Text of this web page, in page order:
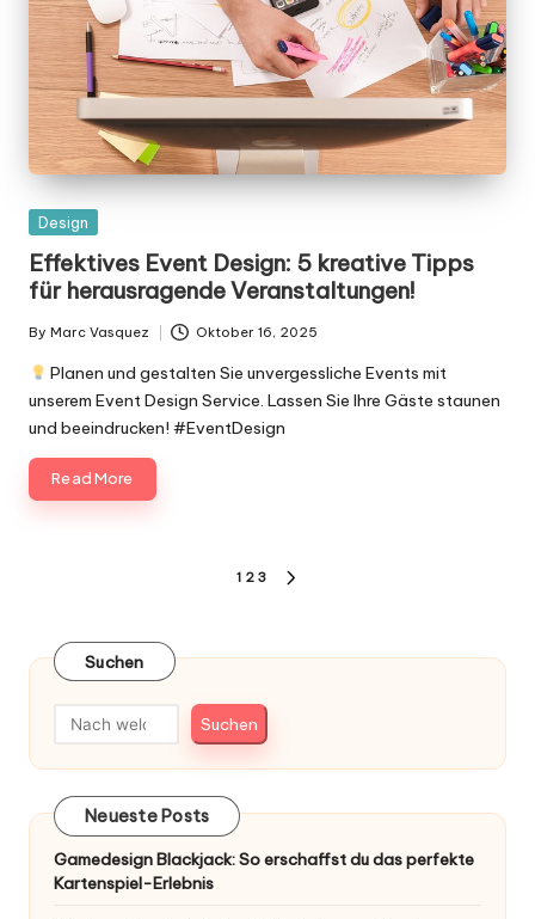
Posted
Design
Effektives Event Design: 5 kreative Tipps
für herausragende Veranstaltungen!
Posted
by
By Marc Vasquez Oktober 16, 2025
Planen und gestalten Sie unvergessliche Events mit
unserem Event Design Service. Lassen Sie Ihre Gäste staunen
und beeindrucken! #EventDesign
Read More
Seitennummerierung
Beiträge
1 2 3
Suchen
Suchen
Neueste Posts
Gamedesign Blackjack: So erschaffst du das perfekte
Kartenspiel-Erlebnis